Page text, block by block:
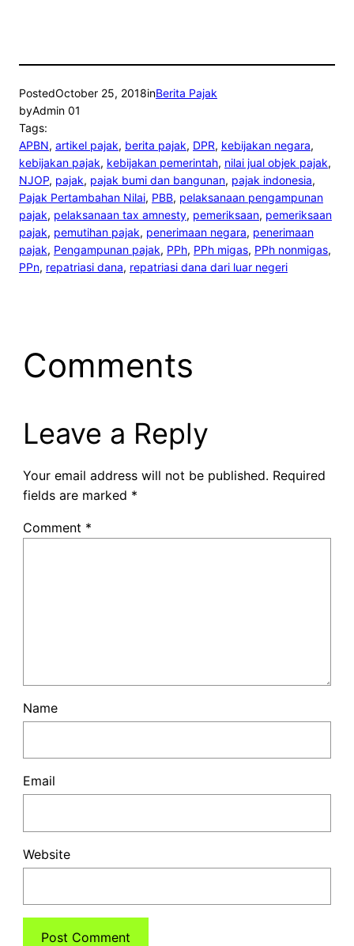
PostedOctober 25, 2018inBerita Pajak
byAdmin 01
Tags:
APBN, artikel pajak, berita pajak, DPR, kebijakan negara
kebijakan pajak, kebijakan pemerintah, nilai jual objek pajak
NJOP, pajak, pajak bumi dan bangunan, pajak indonesia
Pajak Pertambahan Nilai, PBB, pelaksanaan pengampunan
pajak, pelaksanaan tax amnesty, pemeriksaan, pemeriksaan
pajak, pemutihan pajak, penerimaan negara, penerimaan
pajak, Pengampunan pajak, PPh, PPh migas, PPh nonmigas
PPn, repatriasi dana, repatriasi dana dari luar negeri
Comments
Leave a Reply
Your email address will not be published. Required
fields are marked *
Comment *
Name
Email
Website